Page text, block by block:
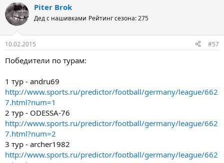
Piter Brok
Дед с нашивками Рейтинг сезона: 275
10.02.2015 #57
Победители по турам:
1 тур - andru69
http://www.sports.ru/predictor/football/germany/league/662
7.html?num=1
2 тур - ODESSA-76
http://www.sports.ru/predictor/football/germany/league/662
7.html?num=2
3 тур - archer1982
http://www.sports.ru/predictor/football/germany/league/662